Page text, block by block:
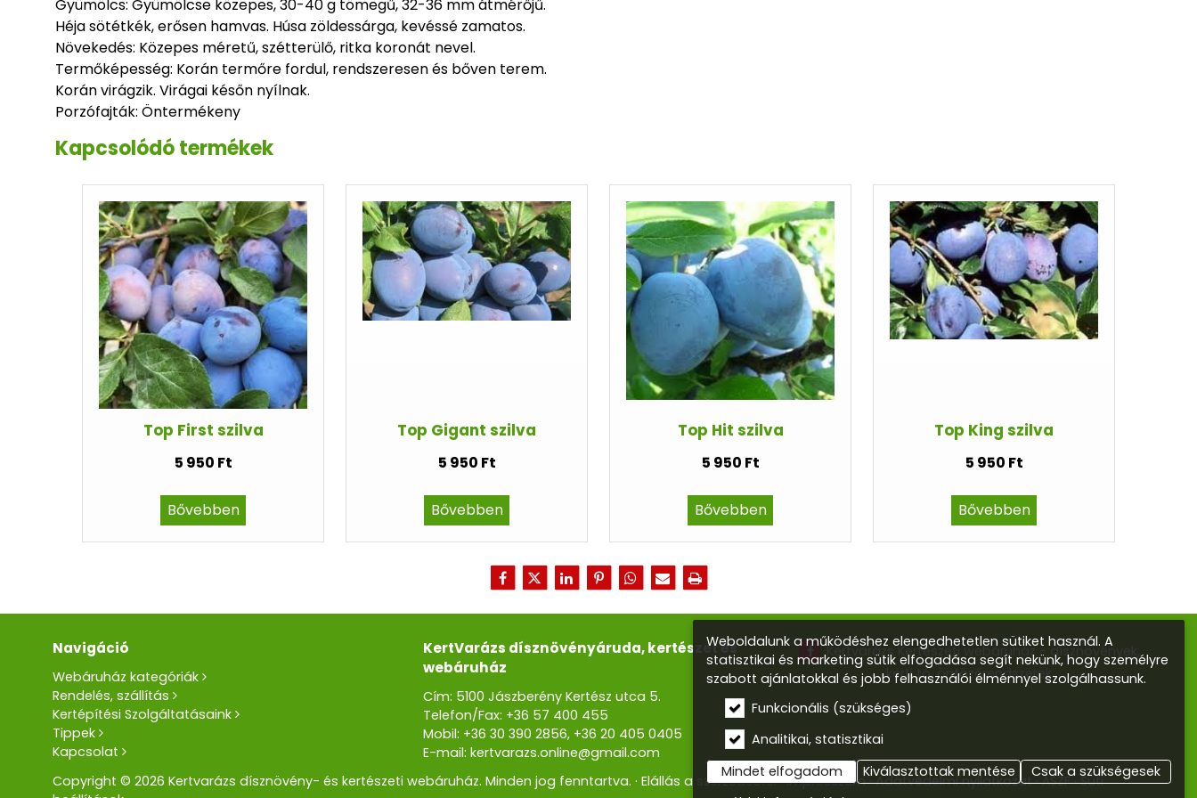
Gyümölcs: Gyümölcse közepes, 30-40 g tömegű, 32-36 mm átmérőjű.
Héja sötétkék, erősen hamvas. Húsa zöldessárga, kevéssé zamatos.
Növekedés: Közepes méretű, szétterülő, ritka koronát nevel.
Termőképesség: Korán termőre fordul, rendszeresen és bőven terem.
Korán virágzik. Virágai későn nyílnak.
Porzófajták: Öntermékeny
Kapcsolódó termékek
Top First szilva
5 950 Ft
Bővebben
Top Gigant szilva
5 950 Ft
Bővebben
Top Hit szilva
5 950 Ft
Bővebben
Top King szilva
5 950 Ft
Bővebben
Navigáció
Webáruház kategóriák
Rendelés, szállítás
Kertépítési Szolgáltatásaink
Tippek
Kapcsolat
KertVarázs dísznövényáruda, kertészet és
webáruház
Cím: 5100 Jászberény Kertész utca 5.
Telefon/Fax: +36 57 400 455
Mobil: +36 30 390 2856, +36 20 405 0405
E-mail: kertvarazs.online@gmail.com
Kertvarázs Kertészeti webáruház - dísznövények,
kerti tó, öntözőrendszerek
Copyright © 2026 Kertvarázs dísznövény- és kertészeti webáruház. Minden jog fenntartva. Elállás a szerződéstől Impresszum Adatvédelmi nyilatkozat ÁSZF Süti
Weboldalunk a működéshez elengedhetetlen sütiket használ. A
statisztikai és marketing sütik elfogadása segít nekünk, hogy személyre
szabott ajánlatokkal és jobb felhasználói élménnyel szolgálhassunk.
Funkcionális (szükséges)
Analitikai, statisztikai
Mindet elfogadom
Kiválasztottak mentése
Csak a szükségesek